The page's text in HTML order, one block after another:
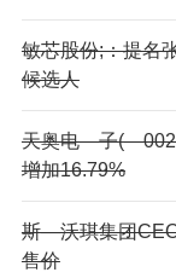
敏芯股份;：提名
候选人
天奥电—子
增加16.79%
斯—沃琪集团
售价